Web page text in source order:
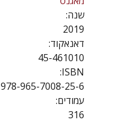
שנה:
2019
דאנאקוד:
45-461010
ISBN:
978-965-7008-25-6
עמודים:
316